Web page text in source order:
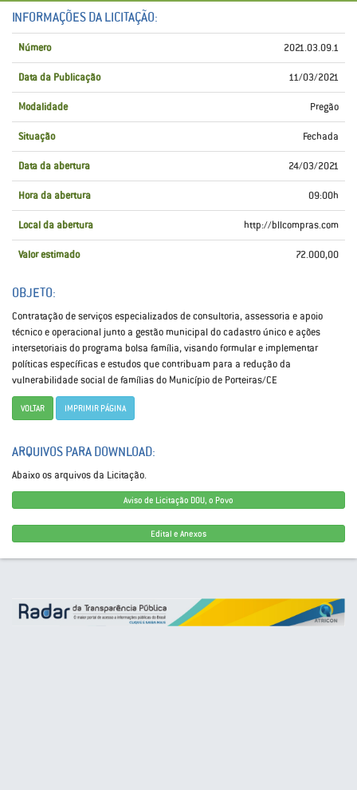
INFORMAÇÕES DA LICITAÇÃO:
Número 2021.03.09.1
Data da Publicação 11/03/2021
Modalidade Pregão
Situação Fechada
Data da abertura 24/03/2021
Hora da abertura 09:00h
Local da abertura http://bllcompras.com
Valor estimado 72.000,00
OBJETO:
Contratação de serviços especializados de consultoria, assessoria e apoio
técnico e operacional junto a gestão municipal do cadastro único e ações
intersetoriais do programa bolsa família, visando formular e implementar
políticas específicas e estudos que contribuam para a redução da
vulnerabilidade social de famílias do Município de Porteiras/CE
VOLTAR IMPRIMIR PÁGINA
ARQUIVOS PARA DOWNLOAD:
Abaixo os arquivos da Licitação.
Aviso de Licitação DOU, o Povo
Edital e Anexos